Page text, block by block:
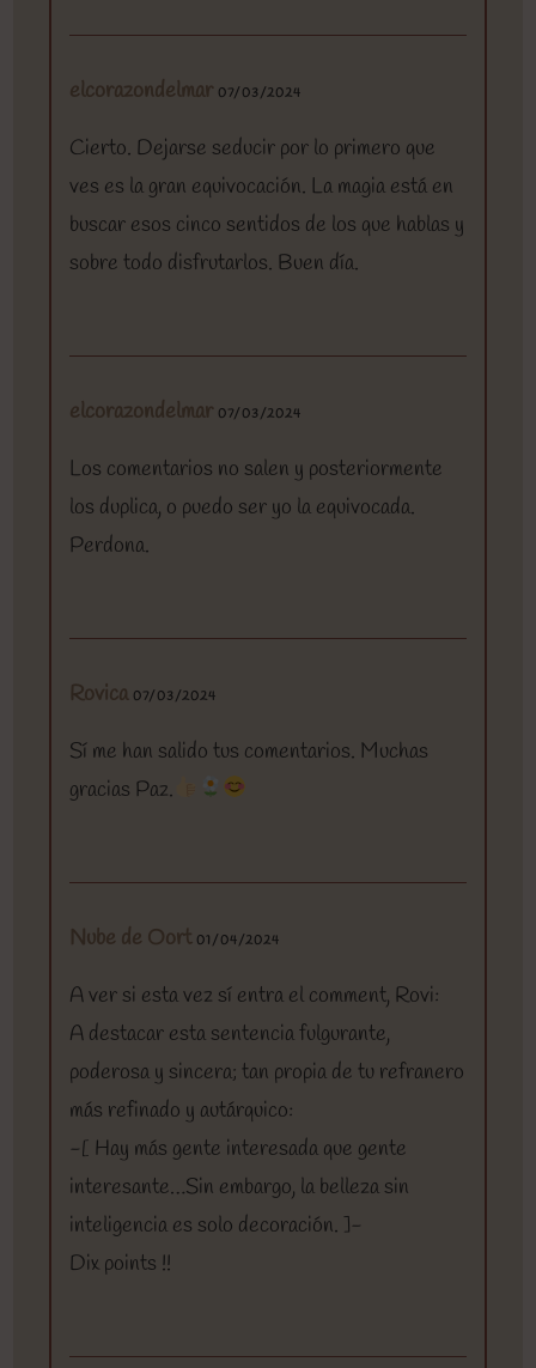
elcorazondelmar 07/03/2024
Cierto. Dejarse seducir por lo primero que
ves es la gran equivocación. La magia está en
buscar esos cinco sentidos de los que hablas y
sobre todo disfrutarlos. Buen día.
elcorazondelmar 07/03/2024
Los comentarios no salen y posteriormente
los duplica, o puedo ser yo la equivocada.
Perdona.
Rovica 07/03/2024
Sí me han salido tus comentarios. Muchas
gracias Paz.
Nube de Oort 01/04/2024
A ver si esta vez sí entra el comment, Rovi:
A destacar esta sentencia fulgurante,
poderosa y sincera; tan propia de tu refranero
más refinado y autárquico:
-[ Hay más gente interesada que gente
interesante…Sin embargo, la belleza sin
inteligencia es solo decoración. ]-
Dix points !!